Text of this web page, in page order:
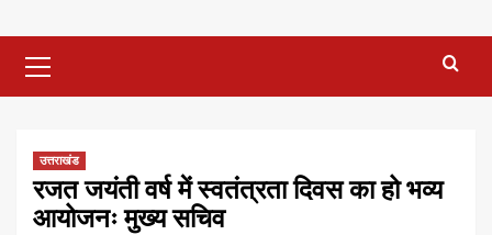
Menu
उत्तराखंड
रजत जयंती वर्ष में स्वतंत्रता दिवस का हो भव्य
आयोजनः मुख्य सचिव